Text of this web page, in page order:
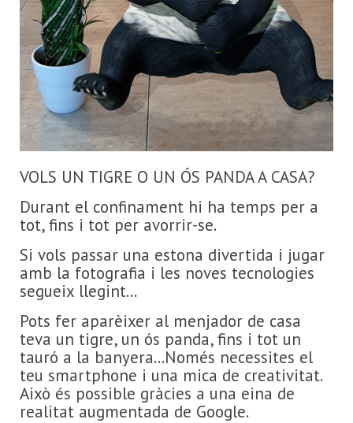
VOLS UN TIGRE O UN ÓS PANDA A CASA?
Durant el confinament hi ha temps per a
tot, fins i tot per avorrir-se.
Si vols passar una estona divertida i jugar
amb la fotografia i les noves tecnologies
segueix llegint...
Pots fer aparèixer al menjador de casa
teva un tigre, un ós panda, fins i tot un
tauró a la banyera...Només necessites el
teu smartphone i una mica de creativitat.
Això és possible gràcies a una eina de
realitat augmentada de Google.